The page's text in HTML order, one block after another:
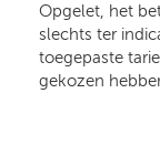
Opgelet, het
slechts ter
toegepaste
gekozen